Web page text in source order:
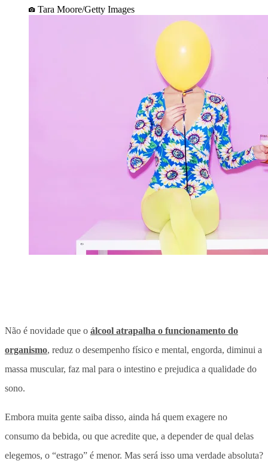
Tara Moore/Getty Images
Não é novidade que o álcool atrapalha o funcionamento do
organismo, reduz o desempenho físico e mental, engorda, diminui a
massa muscular, faz mal para o intestino e prejudica a qualidade do
sono.
Embora muita gente saiba disso, ainda há quem exagere no
consumo da bebida, ou que acredite que, a depender de qual delas
elegemos, o “estrago” é menor. Mas será isso uma verdade absoluta?